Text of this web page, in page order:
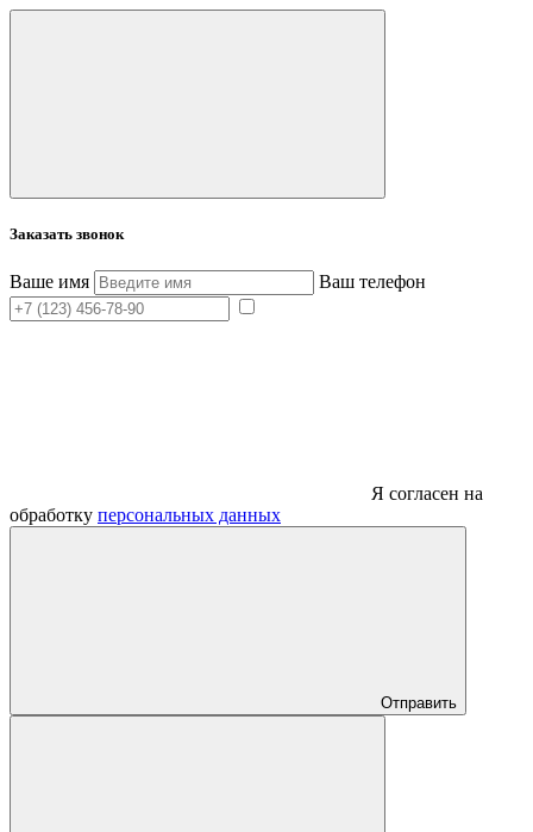
Заказать звонок
Ваше имя Ваш телефон
Я согласен на
обработку персональных данных
Отправить